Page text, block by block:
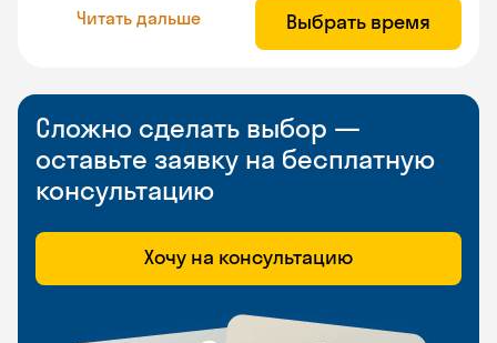
Читать дальше Выбрать время
Сложно сделать выбор —
оставьте заявку на бесплатную
консультацию
Хочу на консультацию